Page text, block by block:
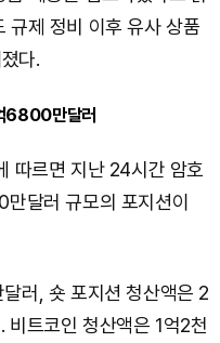
규제 정비 이후 유사 상품
다.
6800만달러
따르면 지난 24시간 암호
달러 규모의 포지션이
러, 숏 포지션 청산액은 2
트코인 청산액은 1억2천